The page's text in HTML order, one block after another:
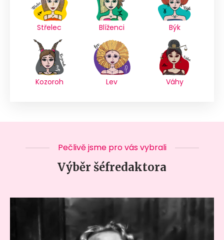
Střelec Blíženci Býk
Kozoroh Lev Váhy
Pečlivě jsme pro vás vybrali
Výběr šéfredaktora